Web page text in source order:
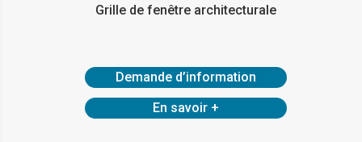
Grille de fenêtre architecturale
Demande d’information
En savoir +